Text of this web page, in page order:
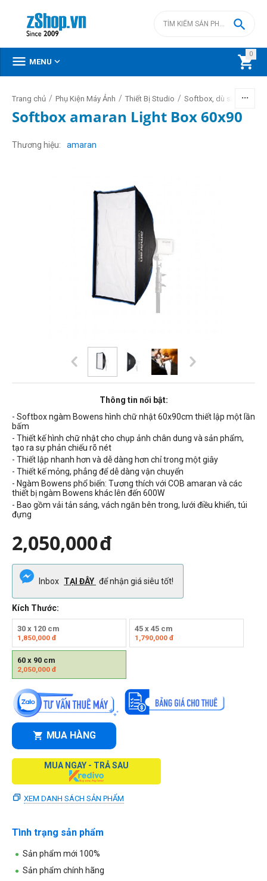
0


 MENU 
Trang chủ / Phụ Kiện Máy Ảnh / Thiết Bị Studio / Softbox, dù sáng, lồng
Softbox amaran Light Box 60x90
Thương hiệu amaran
Thông tin nổi bật:
- Softbox ngàm Bowens hình chữ nhật 60x90cm thiết lập một lần
bấm
- Thiết kế hình chữ nhật cho chụp ảnh chân dung và sản phẩm,
tạo ra sự phản chiếu rõ nét
- Thiết lập nhanh hơn và dễ dàng hơn chỉ trong một giây
- Thiết kế mỏng, phẳng để dễ dàng vận chuyển
- Ngàm Bowens phổ biến: Tương thích với COB amaran và các
thiết bị ngàm Bowens khác lên đến 600W
- Bao gồm vải tản sáng, vách ngăn bên trong, lưới điều khiển, túi
đựng
2,050,000đ
Inbox TẠI ĐÂY để nhận giá siêu tốt!
Kích Thước:
30 x 120 cm
1,850,000 đ
45 x 45 cm
1,790,000đ
60 x 90 cm
2,050,000 đ
MUA HÀNG
MUA NGAY - TRẢ SAU
XEM DANH SÁCH SẢN PHẨM
Tình trạng sản phẩm
Sản phẩm mới 100%
Sản phẩm chính hãng